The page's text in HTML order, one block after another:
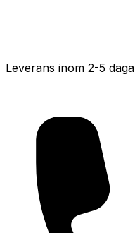
Leverans inom 2-5